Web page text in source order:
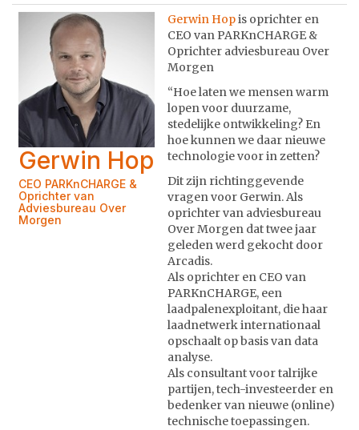
Gerwin Hop
CEO PARKnCHARGE &
Oprichter van
Adviesbureau Over
Morgen
Gerwin Hopis oprichter en
CEO van PARKnCHARGE &
Oprichter adviesbureau Over
Morgen
“Hoe laten we mensen warm
lopen voor duurzame,
stedelijke ontwikkeling? En
hoe kunnen we daar nieuwe
technologie voor in zetten?
Dit zijn richtinggevende
vragen voor Gerwin. Als
oprichter van adviesbureau
Over Morgen dat twee jaar
geleden werd gekocht door
Arcadis.
Als oprichter en CEO van
PARKnCHARGE, een
laadpalenexploitant, die haar
laadnetwerk internationaal
opschaalt op basis van data
analyse.
Als consultant voor talrijke
partijen, tech-investeerder en
bedenker van nieuwe (online)
technische toepassingen.